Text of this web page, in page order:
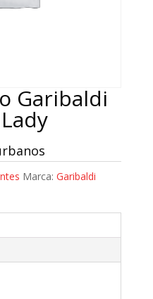
Garibaldi
Marca: Garibaldi